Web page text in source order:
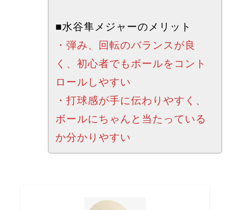
■水谷隼メジャーのメリット
・弾み、回転のバランスが良
く、初心者でもボールをコント
ロールしやすい
・打球感が手に伝わりやすく、
ボールにちゃんと当たっている
か分かりやすい